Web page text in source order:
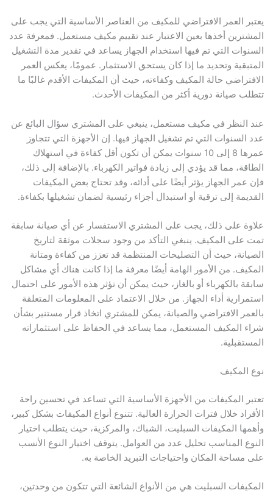
يعتبر العمر الافتراضي للمكيف من العناصر الأساسية التي يجب على
المشترين أخذها بعين الاعتبار عند تقييم مكيف مستعمل. فمعرفة عدد
السنوات التي تم فيها استخدام الجهاز يساعد في تقدير مدة التشغيل
المتبقية وتحديد ما إذا كان يستحق الاستثمار. عمومًا، يعكس العمر
الافتراضي حالة المكيف وكفاءته، حيث أن المكيفات الأقدم غالبًا ما
تتطلب صيانة دورية أكثر من المكيفات الأحدث.
عند النظر في مكيف مستعمل، ينبغي على المشتري سؤال البائع عن
عدد السنوات التي تم تشغيل الجهاز فيها. إن الأجهزة التي تتجاوز
عمرها 8 إلى 10 سنوات يمكن أن تكون أقل كفاءة في استهلاك
الطاقة، مما قد يؤدي إلى زيادة فواتير الكهرباء. بالإضافة إلى ذلك،
فإن عمر الجهاز يؤثر أيضًا على أدائه، وقد تحتاج بعض المكيفات
القديمة إلى ترقية أو استبدال أجزاء رئيسية لضمان تشغيلها بكفاءة.
علاوة على ذلك، يجب على المشتري الاستفسار عن أي صيانة سابقة
تمت على المكيف. ينبغي التأكد من وجود سجلات موثقة لتاريخ
الصيانة، حيث أن التصليحات المنتظمة قد تعزز من كفاءة ومتانة
المكيف. من الأمور الهامة أيضًا معرفة ما إذا كانت هناك أي مشاكل
سابقة بالكهرباء أو بالغاز، حيث يمكن أن تؤثر هذه الأمور على احتمال
استمرارية أداء الجهاز. من خلال الاعتماد على المعلومات المتعلقة
بالعمر الافتراضي والصيانة، يمكن للمشتري اتخاذ قرار مستنير بشأن
شراء المكيف المستعمل، مما يساعد في الحفاظ على استثماراته
المستقبلية.
نوع المكيف
تعتبر المكيفات من الأجهزة الأساسية التي تساعد في تحسين راحة
الأفراد خلال فترات الحرارة العالية. تتنوع أنواع المكيفات بشكل كبير،
وأهمها المكيفات السبليت، الشباك، والمركزية، حيث يتطلب اختيار
النوع المناسب تحليل عدد من العوامل. يتوقف اختيار النوع الأنسب
على مساحة المكان واحتياجات التبريد الخاصة به.
المكيفات السبليت هي من الأنواع الشائعة التي تتكون من وحدتين،